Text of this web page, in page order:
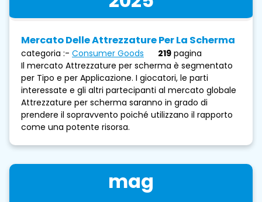
Mercato Delle Attrezzature Per La Scherma
categoria :- Consumer Goods 219 pagina
Il mercato Attrezzature per scherma è segmentato
per Tipo e per Applicazione. I giocatori, le parti
interessate e gli altri partecipanti al mercato globale
Attrezzature per scherma saranno in grado di
prendere il sopravvento poiché utilizzano il rapporto
come una potente risorsa.
mag